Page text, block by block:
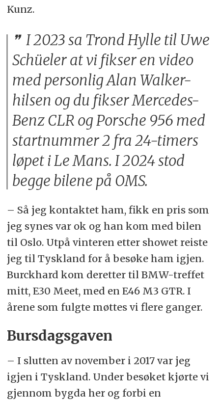
Kunz.
I 2023 sa Trond Hylle til Uwe
Schüeler at vi fikser en video
med personlig Alan Walker-
hilsen og du fikser Mercedes-
Benz CLR og Porsche 956 med
startnummer 2 fra 24-timers
løpet i Le Mans. I 2024 stod
begge bilene på OMS.
– Så jeg kontaktet ham, fikk en pris som
jeg synes var ok og han kom med bilen
til Oslo. Utpå vinteren etter showet reiste
jeg til Tyskland for å besøke ham igjen.
Burckhard kom deretter til BMW-treffet
mitt, E30 Meet, med en E46 M3 GTR. I
årene som fulgte møttes vi flere ganger.
Bursdagsgaven
– I slutten av november i 2017 var jeg
igjen i Tyskland. Under besøket kjørte vi
gjennom bygda her og forbi en